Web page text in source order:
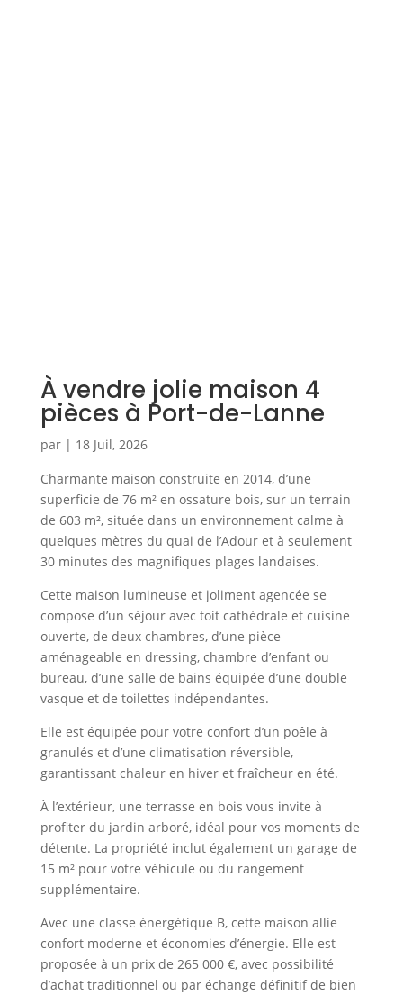
À vendre jolie maison 4
pièces à Port-de-Lanne
par | 18 Juil, 2026
Charmante maison construite en 2014, d’une
superficie de 76 m² en ossature bois, sur un terrain
de 603 m², située dans un environnement calme à
quelques mètres du quai de l’Adour et à seulement
30 minutes des magnifiques plages landaises.
Cette maison lumineuse et joliment agencée se
compose d’un séjour avec toit cathédrale et cuisine
ouverte, de deux chambres, d’une pièce
aménageable en dressing, chambre d’enfant ou
bureau, d’une salle de bains équipée d’une double
vasque et de toilettes indépendantes.
Elle est équipée pour votre confort d’un poêle à
granulés et d’une climatisation réversible,
garantissant chaleur en hiver et fraîcheur en été.
À l’extérieur, une terrasse en bois vous invite à
profiter du jardin arboré, idéal pour vos moments de
détente. La propriété inclut également un garage de
15 m² pour votre véhicule ou du rangement
supplémentaire.
Avec une classe énergétique B, cette maison allie
confort moderne et économies d’énergie. Elle est
proposée à un prix de 265 000 €, avec possibilité
d’achat traditionnel ou par échange définitif de bien